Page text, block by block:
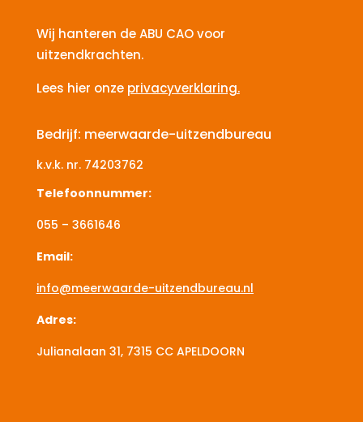
Wij hanteren de ABU CAO voor
uitzendkrachten.
Lees hier onze privacyverklaring.
Bedrijf: meerwaarde-uitzendbureau
k.v.k. nr.74203762
Telefoonnummer:
055 – 3661646
Email:
info@meerwaarde-uitzendbureau.nl
Adres:
Julianalaan 31, 7315 CCAPELDOORN